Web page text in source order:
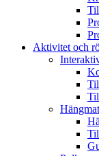
Aktivitet och